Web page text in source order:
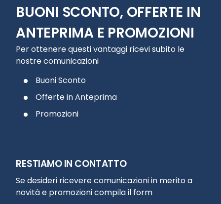
BUONI SCONTO, OFFERTE IN
ANTEPRIMA E PROMOZIONI
Per ottenere questi vantaggi ricevi subito le
nostre comunicazioni
Buoni Sconto
Offerte in Anteprima
Promozioni
RESTIAMO IN CONTATTO
Se desideri ricevere comunicazioni in merito a
novità e promozioni compila il form